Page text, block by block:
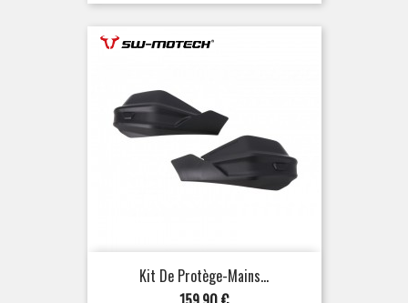
Kit De Protège-Mains...